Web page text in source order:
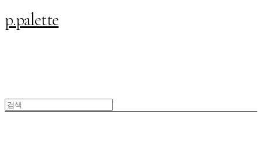
p.palette